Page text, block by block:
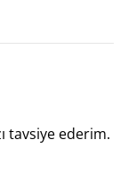
tavsiye ederim.